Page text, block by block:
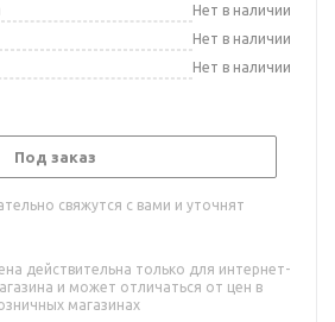
Нет в наличии
Нет в наличии
Нет в наличии
Под заказ
свяжутся с вами и уточнят
действительна только для интернет-
и может отличаться от цен в
магазинах